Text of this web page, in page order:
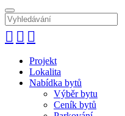
  
Projekt
Lokalita
Nabídka bytů
Výběr bytu
Ceník bytů